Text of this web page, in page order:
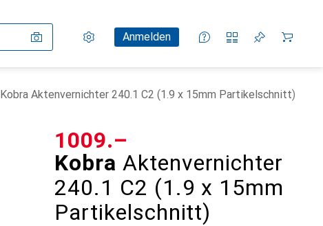
Einstellungen
KundenkontoAnmelden
Vergleichslisten
Merklisten
Warenkorb
Kobra Aktenvernichter 240.1 C2 (1.9 x 15mm Partikelschnitt)
Kobra Aktenvernichter
240.1 C2 (1.9 x 15mm
Partikelschnitt)
CHF
1009.–